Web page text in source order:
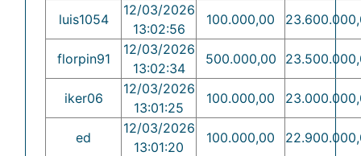
luis1054
12/03/2026
13:02:56
100.000,00
florpin91
12/03/2026
13:02:34
500.000,00
iker06
12/03/2026
13:01:25
100.000,00
ed
12/03/2026
13:01:20
100.000,00